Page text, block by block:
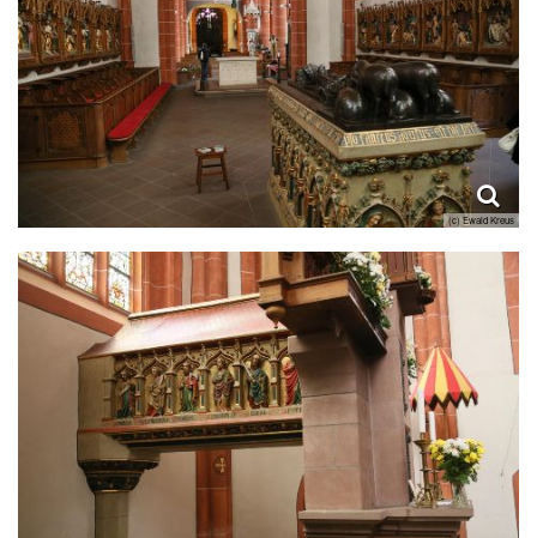
(c) Ewald Kreus